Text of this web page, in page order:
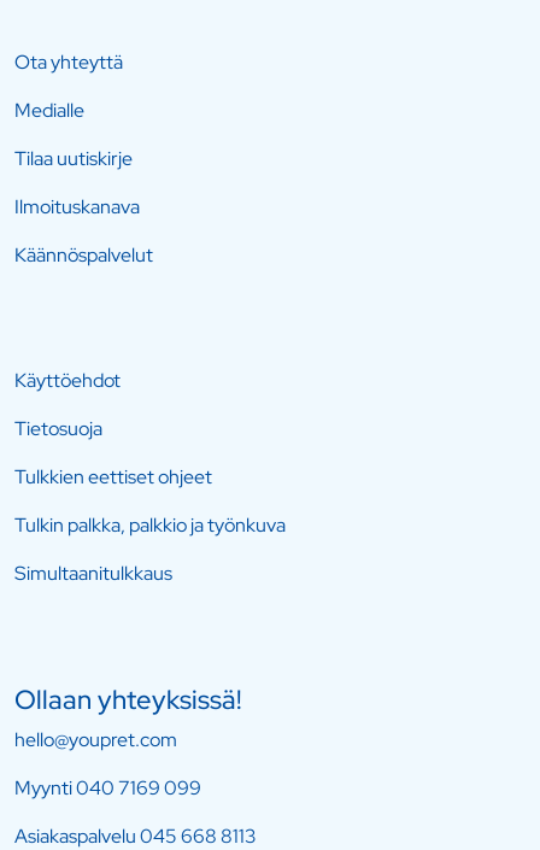
Ota yhteyttä
Medialle
Tilaa uutiskirje
Ilmoituskanava
Käännöspalvelut
Käyttöehdot
Tietosuoja
Tulkkien eettiset ohjeet
Tulkin palkka, palkkio ja työnkuva
Simultaanitulkkaus
Ollaan yhteyksissä!
hello@youpret.com
Myynti040 7169 099
Asiakaspalvelu045 668 8113